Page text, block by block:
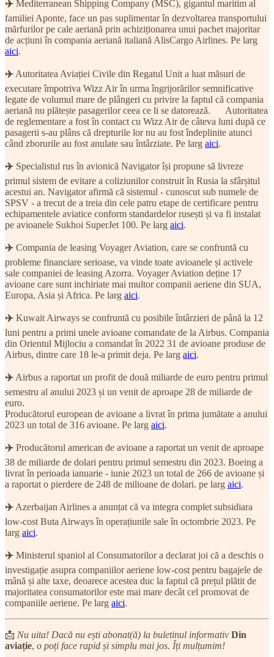
✈️ Mediterranean Shipping Company (MSC), gigantul maritim al
familiei Aponte, face un pas suplimentar în dezvoltarea transportului
mărfurilor pe cale aeriană prin achiziționarea unui pachet majoritar
de acțiuni în compania aeriană italiană AlisCargo Airlines. Pe larg
aici.
✈️Autoritatea Aviației Civile din Regatul Unit a luat măsuri de
executare împotriva Wizz Air în urma îngrijorărilor semnificative
legate de volumul mare de plângeri cu privire la faptul că compania
aeriană nu plătește pasagerilor ceea ce li se datorează. Autoritatea
de reglementare a fost în contact cu Wizz Air de câteva luni după ce
pasagerii s-au plâns că drepturile lor nu au fost îndeplinite atunci
când zborurile au fost anulate sau întârziate. Pe larg aici.
✈️ Specialistul rus în avionică Navigator își propune să livreze
primul sistem de evitare a coliziunilor construit în Rusia la sfârșitul
acestui an. Navigator afirmă că sistemul - cunoscut sub numele de
SPSV - a trecut de a treia din cele patru etape de certificare pentru
echipamentele aviatice conform standardelor rusești și va fi instalat
pe avioanele Sukhoi SuperJet 100. Pe larg aici.
✈️ Compania de leasing Voyager Aviation, care se confruntă cu
probleme financiare serioase, va vinde toate avioanele și activele
sale companiei de leasing Azorra. Voyager Aviation deține 17
avioane care sunt inchiriate mai multor companii aeriene din SUA,
Europa, Asia și Africa. Pe larg aici.
✈️ Kuwait Airways se confruntă cu posibile întârzieri de până la 12
luni pentru a primi unele avioane comandate de la Airbus. Compania
din Orientul Mijlociu a comandat în 2022 31 de avioane produse de
Airbus, dintre care 18 le-a primit deja. Pe larg aici.
✈️Airbus a raportat un profit de două miliarde de euro pentru primul
semestru al anului 2023 și un venit de aproape 28 de miliarde de
euro.
Producătorul european de avioane a livrat în prima jumătate a anului
2023 un total de 316 avioane. Pe larg aici.
✈️ Producătorul american de avioane a raportat un venit de aproape
38 de miliarde de dolari pentru primul semestru din 2023. Boeing a
livrat în perioada ianuarie - iunie 2023 un total de 266 de avioane și
a raportat o pierdere de 248 de milioane de dolari. pe larg aici.
✈️Azerbaijan Airlines a anunțat că va integra complet subsidiara
low-cost Buta Airways în operațiunile sale în octombrie 2023. Pe
larg aici.
✈️ Ministerul spaniol al Consumatorilor a declarat joi că a deschis o
investigație asupra companiilor aeriene low-cost pentru bagajele de
mână și alte taxe, deoarece acestea duc la faptul că prețul plătit de
majoritatea consumatorilor este mai mare decât cel promovat de
companiile aeriene. Pe larg aici.
📩 Nu uita! Dacă nu ești abonat(ă) la buletinul informativ Din
aviație, o poți face rapid și simplu mai jos. Îți mulțumim!